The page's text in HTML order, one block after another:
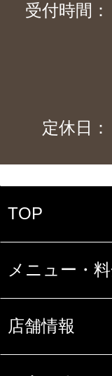
受付時間：
定休日：
TOP
メニュー・
店舗情報